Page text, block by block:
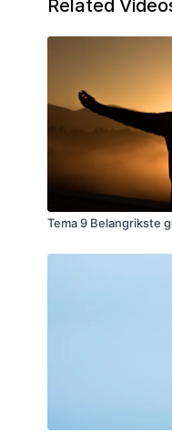
Related
Tema 9 Belangrikste